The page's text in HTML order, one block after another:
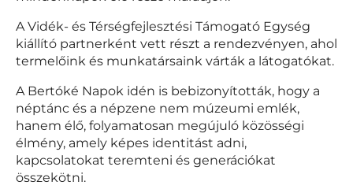
A Vidék- és Térségfejlesztési Támogató Egység
kiállító partnerként vett részt a rendezvényen, ahol
termelőink és munkatársaink várták a látogatókat.
A Bertóké Napok idén is bebizonyították, hogy a
néptánc és a népzene nem múzeumi emlék,
hanem élő, folyamatosan megújuló közösségi
élmény, amely képes identitást adni,
kapcsolatokat teremteni és generációkat
összekötni.